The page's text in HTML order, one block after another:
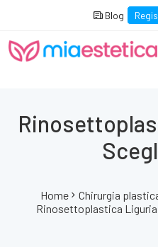
Blog
Home Chirurgia
Rinosettoplastica Liguria